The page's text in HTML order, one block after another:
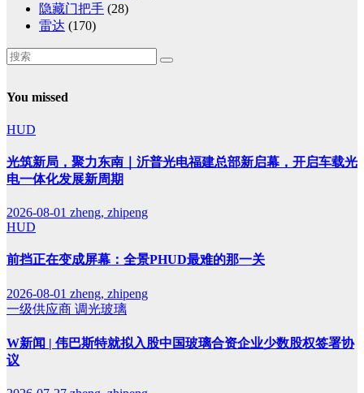
隐藏门把手 (28)
雷达 (170)
You missed
HUD
光筑新局，聚力东南｜沂普光电福建总部新启幕，开启车载光
电一体化发展新周期
2026-08-01 zheng, zhipeng
HUD
前挡正在变成屏幕：全景PHUD最难的那一关
2026-08-01 zheng, zhipeng
一级供应商 调光玻璃
W新闻 | 伟巴斯特就拟入股中国玻璃合资企业少数股权签署协
议